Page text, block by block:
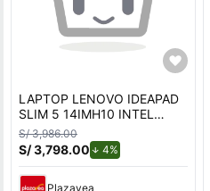
LAPTOP LENOVO IDEAPAD
SLIM 5 14IMH10 INTEL
CORE ULTRA 9 Ram 24GB
SSD 512GB-83V6004GLM
S/ 3,986.00
S/ 3,798.00 4%
Plazavea